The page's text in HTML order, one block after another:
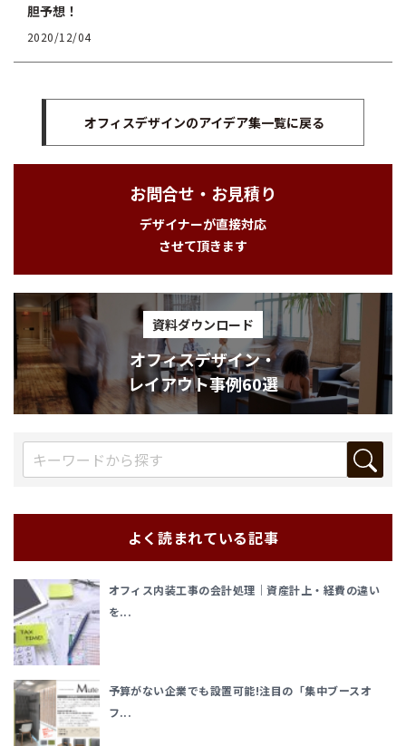
胆予想！
2020/12/04
オフィスデザインのアイデア集一覧に戻る
お問合せ・お見積り
デザイナーが直接対応
させて頂きます
資料ダウンロード
オフィスデザイン・
レイアウト事例60選
よく読まれている記事
オフィス内装工事の会計処理｜資産計上・経費の違い
を...
予算がない企業でも設置可能!注目の「集中ブースオ
フ...